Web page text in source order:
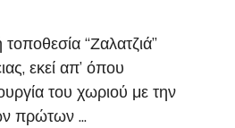
“Ζαλατζιά”
εκεί απ’ όπου
του χωριού με την
πρώτων ...